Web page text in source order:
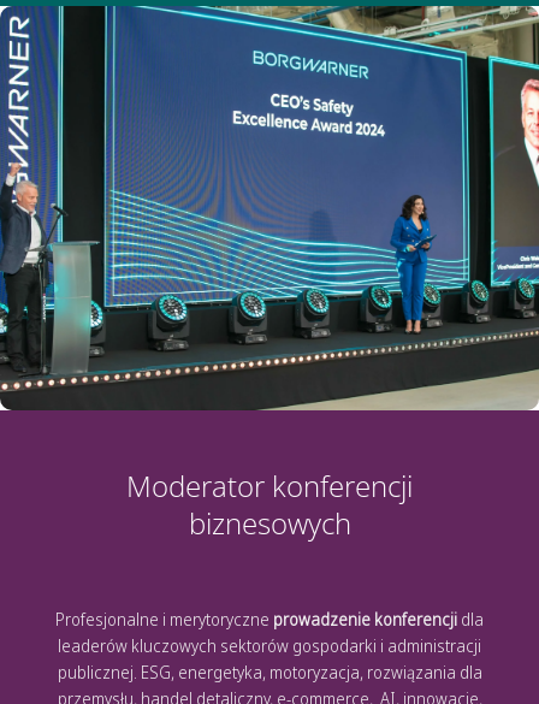
Moderator konferencji
biznesowych
Profesjonalne i merytoryczne prowadzenie konferencji dla
leaderów kluczowych sektorów gospodarki i administracji
publicznej. ESG, energetyka, motoryzacja, rozwiązania dla
przemysłu, handel detaliczny, e-commerce, AI, innowacje,